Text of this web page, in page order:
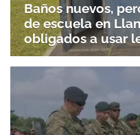
Baños nuevos,
de escuela en
obligados a usar